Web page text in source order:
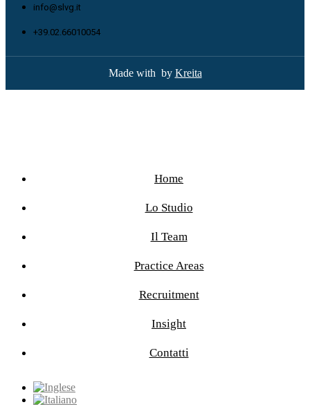
info@slvg.it
+39.02.66010054
Made with by Kreita
Home
Lo Studio
Il Team
Practice Areas
Recruitment
Insight
Contatti